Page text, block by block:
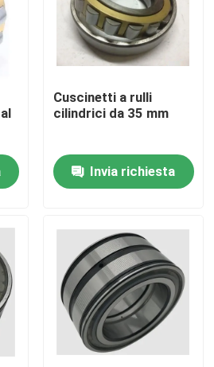
Cuscinetti a rulli
cilindrici da 35 mm
Invia richiesta